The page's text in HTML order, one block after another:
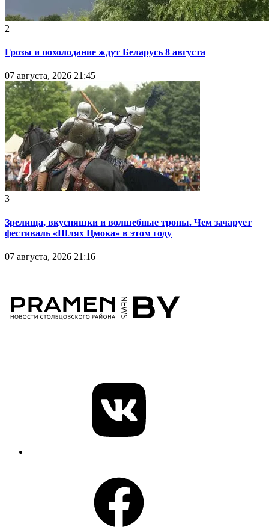
2
Грозы и похолодание ждут Беларусь 8 августа
07 августа, 2026 21:45
3
Зрелища, вкусняшки и волшебные тропы. Чем зачарует
фестиваль «Шлях Цмока» в этом году
07 августа, 2026 21:16